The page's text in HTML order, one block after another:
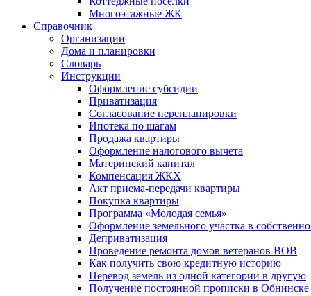
Многоэтажные ЖК
Справочник
Организации
Дома и планировки
Словарь
Инструкции
Оформление субсидии
Приватизация
Согласование перепланировки
Ипотека по шагам
Продажа квартиры
Оформление налогового вычета
Материнский капитал
Компенсация ЖКХ
Акт приема-передачи квартиры
Покупка квартиры
Программа «Молодая семья»
Оформление земельного участка в
Деприватизация
Проведение ремонта домов ветеранов ВОВ
Как получить свою кредитную историю
Перевод земель из одной категории в другую
Получение постоянной прописки в Обнинске